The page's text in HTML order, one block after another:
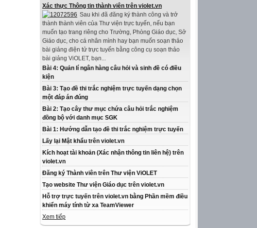
Xác thực Thông tin thành viên trên violet.vn
Sau khi đã đăng ký thành công và trở
thành thành viên của Thư viện trực tuyến, nếu bạn
muốn tạo trang riêng cho Trường, Phòng Giáo dục, Sở
Giáo dục, cho cá nhân mình hay bạn muốn soạn thảo
bài giảng điện tử trực tuyến bằng công cụ soạn thảo
bài giảng ViOLET, bạn...
Bài 4: Quản lí ngân hàng câu hỏi và sinh đề có điều
kiện
Bài 3: Tạo đề thi trắc nghiệm trực tuyến dạng chọn
một đáp án đúng
Bài 2: Tạo cây thư mục chứa câu hỏi trắc nghiệm
đồng bộ với danh mục SGK
Bài 1: Hướng dẫn tạo đề thi trắc nghiệm trực tuyến
Lấy lại Mật khẩu trên violet.vn
Kích hoạt tài khoản (Xác nhận thông tin liên hệ) trên
violet.vn
Đăng ký Thành viên trên Thư viện ViOLET
Tạo website Thư viện Giáo dục trên violet.vn
Hỗ trợ trực tuyến trên violet.vn bằng Phần mềm điều
khiển máy tính từ xa TeamViewer
Xem tiếp